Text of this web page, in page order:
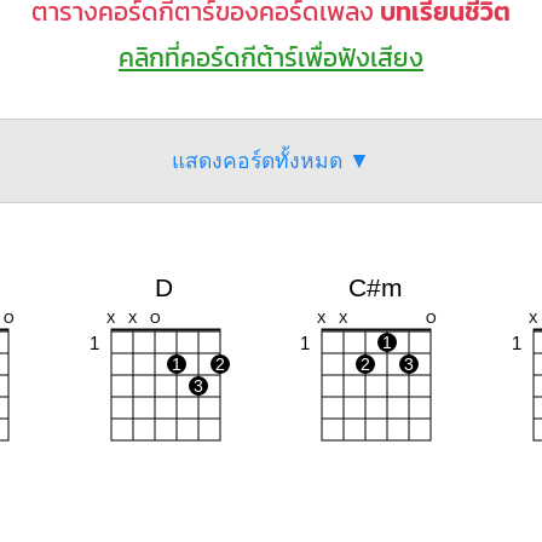
ตารางคอร์ดกีตาร์ของคอร์ดเพลง บทเรียนชีวิต
คลิกที่คอร์ดกีต้าร์เพื่อฟังเสียง
แสดงคอร์ดทั้งหมด ▼
O
D
X X O
1
1
2
3
C#m
X X O
1
1
2
3
X
1